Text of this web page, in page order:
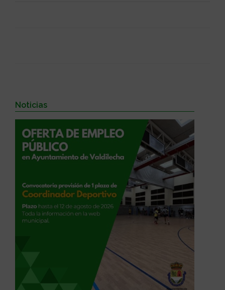
Noticias